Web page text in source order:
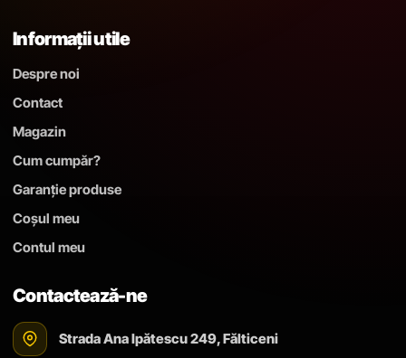
Informații utile
Despre noi
Contact
Magazin
Cum cumpăr?
Garanție produse
Coșul meu
Contul meu
Contactează-ne
Strada Ana Ipătescu 249, Fălticeni